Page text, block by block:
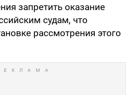
запретить оказание
судам, что
рассмотрения этого